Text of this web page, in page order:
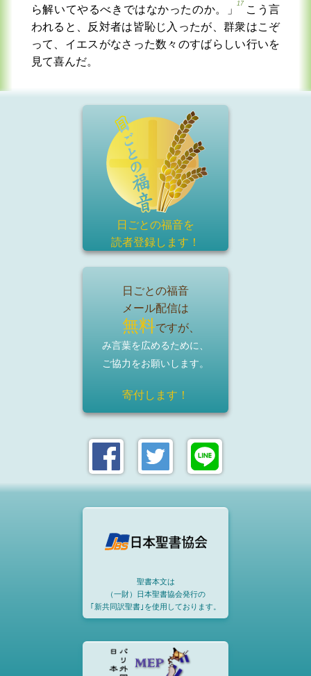
ら解いてやるべきではなかったのか。」
17
こう言
われると、反対者は皆恥じ入ったが、群衆はこぞ
って、イエスがなさった数々のすばらしい行いを
見て喜んだ。
日ごとの福音を
読者登録します！
日ごとの福音
メール配信は
無料ですが、
み言葉を広めるために、
ご協力をお願いします。
寄付します！
聖書本文は
（一財）日本聖書協会発行の
｢新共同訳聖書｣を使用しております。